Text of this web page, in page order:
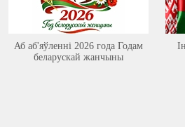
Аб аб'яўленні 2026 года Годам
беларускай жанчыны